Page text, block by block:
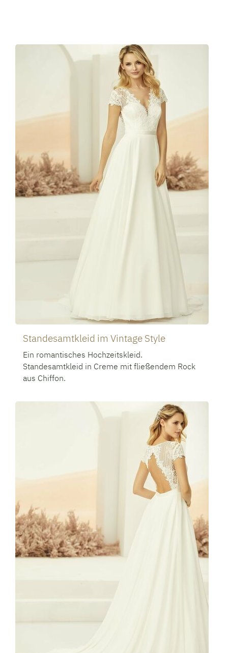
Standesamtkleid im Vintage Style
Ein romantisches Hochzeitskleid.
Standesamtkleid in Creme mit fließendem Rock
aus Chiffon.